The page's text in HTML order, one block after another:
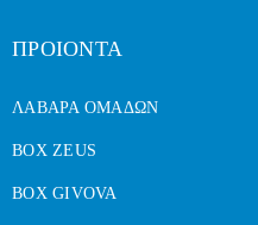
ΠΡΟΙΟΝΤΑ
ΛΑΒΑΡΑ ΟΜΑΔΩΝ
BOX ZEUS
BOX GIVOVA